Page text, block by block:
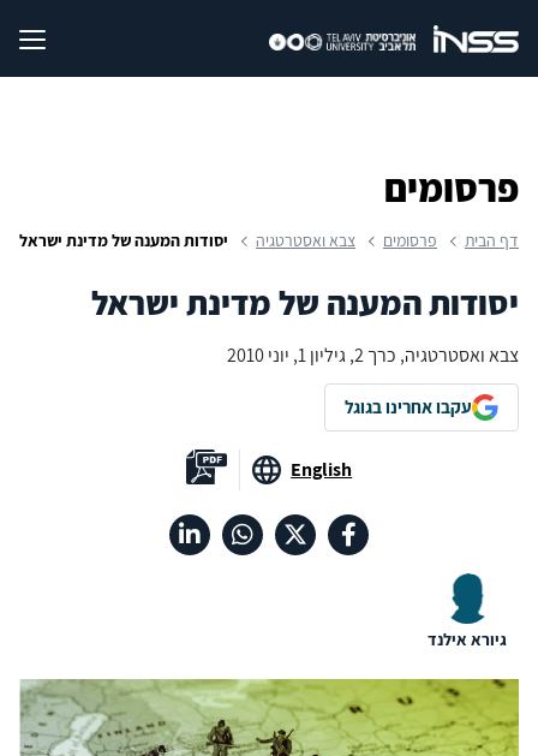
פרסומים
דף הבית פרסומים צבא ואסטרטגיה יסודות המענה של מדינת ישראל
יסודות המענה של מדינת ישראל
צבא ואסטרטגיה, כרך 2, גיליון 1, יוני 2010
עקבו אחרינו בגוגל
English
גיורא אילנד